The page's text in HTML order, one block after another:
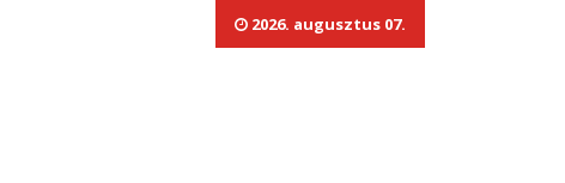
2026. augusztus 07.